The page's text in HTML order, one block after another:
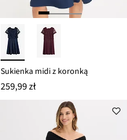
Sukienka midi z koronką
259,99 zł